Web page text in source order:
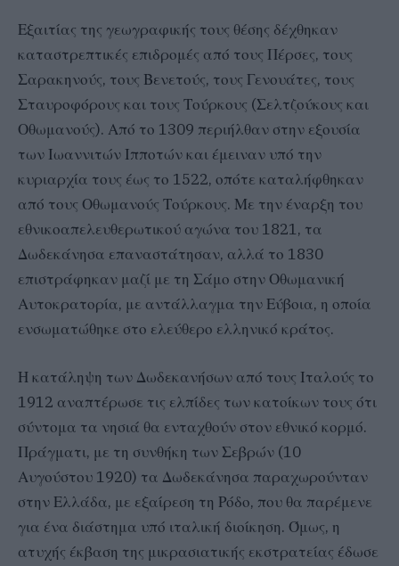
Εξαιτίας της γεωγραφικής τους θέσης δέχθηκαν
καταστρεπτικές επιδρομές από τους Πέρσες, τους
Σαρακηνούς, τους Βενετούς, τους Γενουάτες, τους
Σταυροφόρους και τους Τούρκους (Σελτζούκους και
Οθωμανούς). Από το 1309 περιήλθαν στην εξουσία
των Ιωαννιτών Ιπποτών και έμειναν υπό την
κυριαρχία τους έως το 1522, οπότε καταλήφθηκαν
από τους Οθωμανούς Τούρκους. Με την έναρξη του
εθνικοαπελευθερωτικού αγώνα του 1821, τα
Δωδεκάνησα επαναστάτησαν, αλλά το 1830
επιστράφηκαν μαζί με τη Σάμο στην Οθωμανική
Αυτοκρατορία, με αντάλλαγμα την Εύβοια, η οποία
ενσωματώθηκε στο ελεύθερο ελληνικό κράτος.
Η κατάληψη των Δωδεκανήσων από τους Ιταλούς το
1912 αναπτέρωσε τις ελπίδες των κατοίκων τους ότι
σύντομα τα νησιά θα ενταχθούν στον εθνικό κορμό.
Πράγματι, με τη συνθήκη των Σεβρών (10
Αυγούστου 1920) τα Δωδεκάνησα παραχωρούνταν
στην Ελλάδα, με εξαίρεση τη Ρόδο, που θα παρέμενε
για ένα διάστημα υπό ιταλική διοίκηση. Όμως, η
ατυχής έκβαση της μικρασιατικής εκστρατείας έδωσε